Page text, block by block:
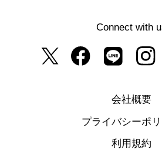
Connect with
会社概要
プライバシーポ
利用規約